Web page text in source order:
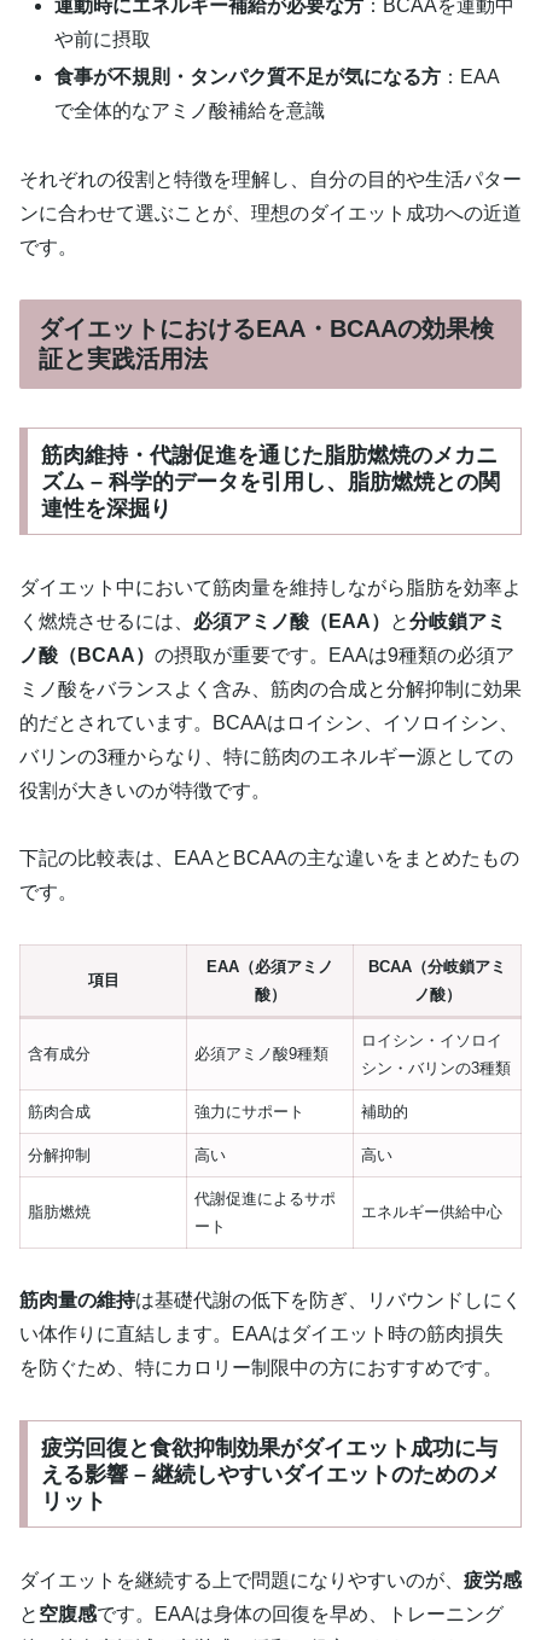
運動時にエネルギー補給が必要な方 ：BCAAを運動中
や前に摂取
食事が不規則・タンパク質不足が気になる方 ：EAA
で全体的なアミノ酸補給を意識
それぞれの役割と特徴を理解し、自分の目的や生活パター
ンに合わせて選ぶことが、理想のダイエット成功への近道
です。
ダイエットにおけるEAA・BCAAの効果検
証と実践活用法
筋肉維持・代謝促進を通じた脂肪燃焼のメカニ
ズム – 科学的データを引用し、脂肪燃焼との関
連性を深掘り
ダイエット中において筋肉量を維持しながら脂肪を効率よ
く燃焼させるには、 必須アミノ酸（EAA） と分岐鎖アミ
ノ酸（BCAA） の摂取が重要です。EAAは9種類の必須ア
ミノ酸をバランスよく含み、筋肉の合成と分解抑制に効果
的だとされています。BCAAはロイシン、イソロイシン、
バリンの3種からなり、特に筋肉のエネルギー源としての
役割が大きいのが特徴です。
下記の比較表は、EAAとBCAAの主な違いをまとめたもの
です。
項目
EAA（必須アミノ
酸）
BCAA（分岐鎖アミ
ノ酸）
含有成分 必須アミノ酸9種類
ロイシン・イソロイ
シン・バリンの3種類
筋肉合成 強力にサポート 補助的
分解抑制 高い 高い
脂肪燃焼
代謝促進によるサポ
ート
エネルギー供給中心
筋肉量の維持は基礎代謝の低下を防ぎ、リバウンドしにく
い体作りに直結します。EAAはダイエット時の筋肉損失
を防ぐため、特にカロリー制限中の方におすすめです。
疲労回復と食欲抑制効果がダイエット成功に与
える影響 – 継続しやすいダイエットのためのメ
リット
ダイエットを継続する上で問題になりやすいのが、 疲労感
と 空腹感です。EAAは身体の回復を早め、トレーニング